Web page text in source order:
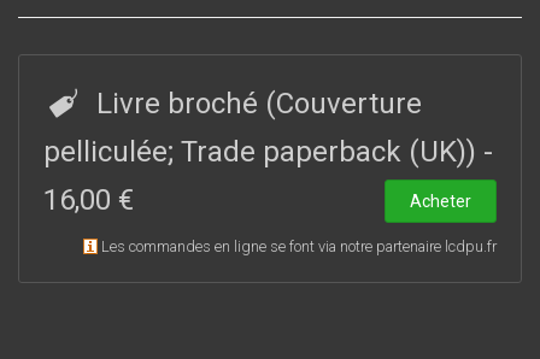
interpersonnelles. Le dossier explore le champ de
enjeux importants de l’émancipation éducative. Ceux-ci sont
abordés par des études en pédagogie du tact et de la
culture, des savoirs issus de l’expérience de la maladie
mentale, de l’écriture du journal et de la prise en compte des
« foules raisonnables » qui se forment sans maîtres.
Livre broché (Couverture
pelliculée; Trade paperback (UK)) -
16,00 €
Acheter
Les commandes en ligne se font via notre partenaire lcdpu.fr